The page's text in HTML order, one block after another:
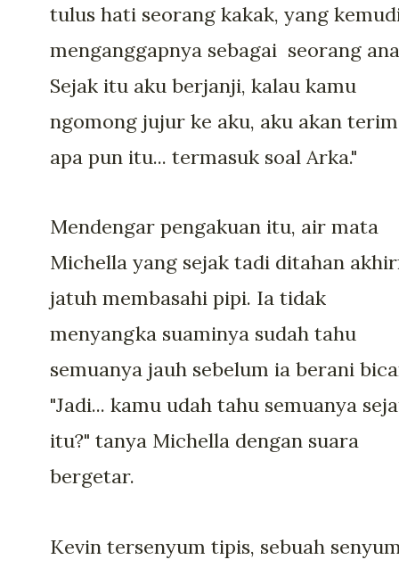
tulus hati seorang kakak, yang
menganggapnya sebagai seorang
Sejak itu aku berjanji, kalau kamu
ngomong jujur ke aku, aku akan
apa pun itu... termasuk soal Arka."
Mendengar pengakuan itu, air mata
Michella yang sejak tadi ditahan
jatuh membasahi pipi. Ia tidak
menyangka suaminya sudah tahu
semuanya jauh sebelum ia berani
"Jadi... kamu udah tahu semuanya
itu?" tanya Michella dengan suara
bergetar.
Kevin tersenyum tipis, sebuah